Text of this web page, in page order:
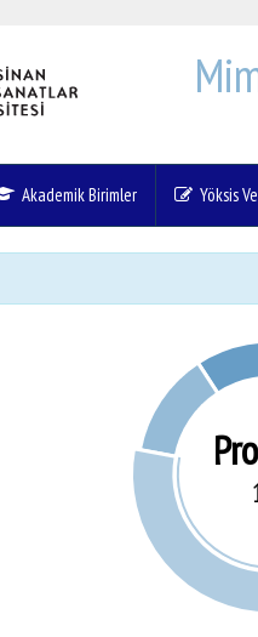
Akademik Birimler Yöksis